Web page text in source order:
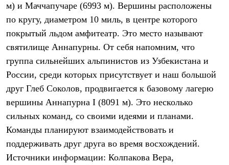
Брюки
Женская одежда
Утепленная пухом
Жилеты
Утепленная синтетикой
Брюки
Штормовая одежда
Софтшелл одежда
Куртки
Брюки
Лёгкая одежда
Рубашки
м) и Маччапучаре (6993 м). Вершины расположены
по кругу, диаметром 10 миль, в центре которого
покрытый льдом амфитеатр. Это место называют
святилище Аннапурны. От себя напомним, что
группа сильнейших альпинистов из Узбекистана и
России, среди которых присутствует и наш большой
друг Глеб Соколов, продвигается к базовому лагерю
вершины Аннапурна I (8091 м). Это несколько
сильных команд, со своими идеями и планами.
Команды планируют взаимодействовать и
поддерживать друг друга во время восхождений.
Источники информации: Колпакова Вера,